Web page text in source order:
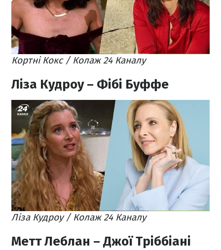
Кортні Кокс / Колаж 24 Каналу
Ліза Кудроу – Фібі Буффе
Ліза Кудроу / Колаж 24 Каналу
Метт Леблан – Джої Тріббіані